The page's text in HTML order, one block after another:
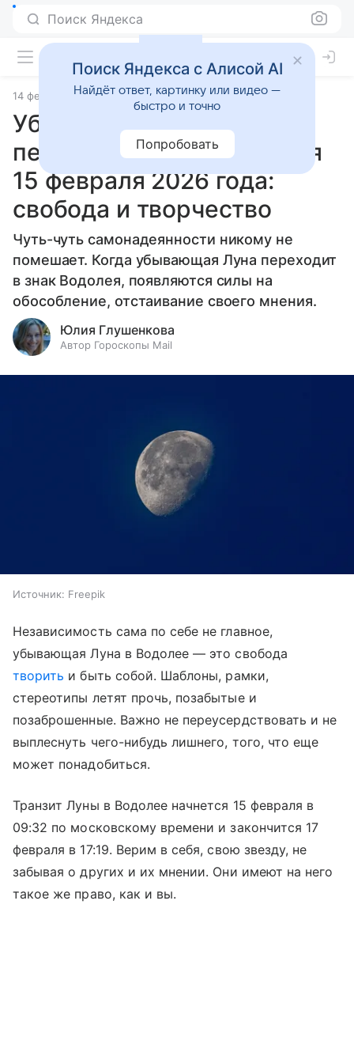
Поиск Яндекса
14 февраля 2026 Источник:Гороскопы Mail Статьи
Убывающая Луна
переходит в знак Водолея
15 февраля 2026 года:
свобода и творчество
Чуть-чуть самонадеянности никому не
помешает. Когда убывающая Луна переходит
в знак Водолея, появляются силы на
обособление, отстаивание своего мнения.
Юлия Глушенкова
Автор Гороскопы Mail
Источник: Freepik
Независимость сама по себе не главное,
убывающая Луна в Водолее — это свобода
творить и быть собой. Шаблоны, рамки,
стереотипы летят прочь, позабытые и
позаброшенные. Важно не переусердствовать и не
выплеснуть чего-нибудь лишнего, того, что еще
может понадобиться.
Транзит Луны в Водолее начнется 15 февраля в
09:32 по московскому времени и закончится 17
февраля в 17:19. Верим в себя, свою звезду, не
забывая о других и их мнении. Они имеют на него
такое же право, как и вы.
Поиск Яндекса с Алисой AI
Найдёт ответ, картинку или видео —
быстро и точно
Попробовать